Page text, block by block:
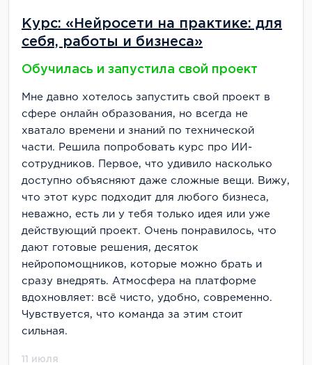
Курс: «Нейросети на практике: для
себя, работы и бизнеса»
Обучилась и запустила свой проект
Мне давно хотелось запустить свой проект в
сфере онлайн образования, но всегда не
хватало времени и знаний по технической
части. Решила попробовать курс про ИИ-
сотрудников. Первое, что удивило насколько
доступно объясняют даже сложные вещи. Вижу,
что этот курс подходит для любого бизнеса,
неважно, есть ли у тебя только идея или уже
действующий проект. Очень понравилось, что
дают готовые решения, десяток
нейропомощников, которые можно брать и
сразу внедрять. Атмосфера на платформе
вдохновляет: всё чисто, удобно, современно.
Чувствуется, что команда за этим стоит
сильная.
11 июля